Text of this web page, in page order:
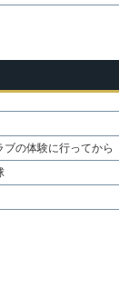
の体験に行ってから